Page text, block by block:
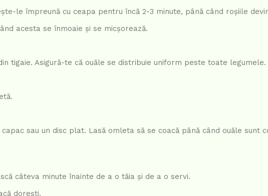
le împreună cu ceapa pentru încă 2-3 minute, până când roșiile
acesta se înmoaie și se micșorează.
tigaie. Asigură-te că ouăle se distribuie uniform peste toate legumele.
sau un disc plat. Lasă omleta să se coacă până când ouăle sunt
câteva minute înainte de a o tăia și de a o servi.
dorești.